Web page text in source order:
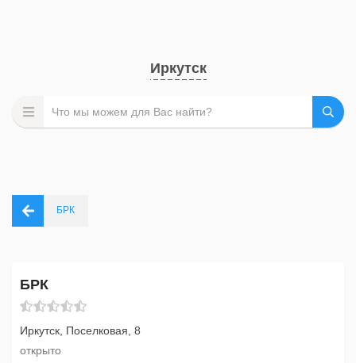
Иркутск
БРК
БРК
Иркутск, Поселковая, 8
открыто